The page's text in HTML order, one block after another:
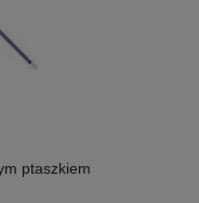
ptaszkiem